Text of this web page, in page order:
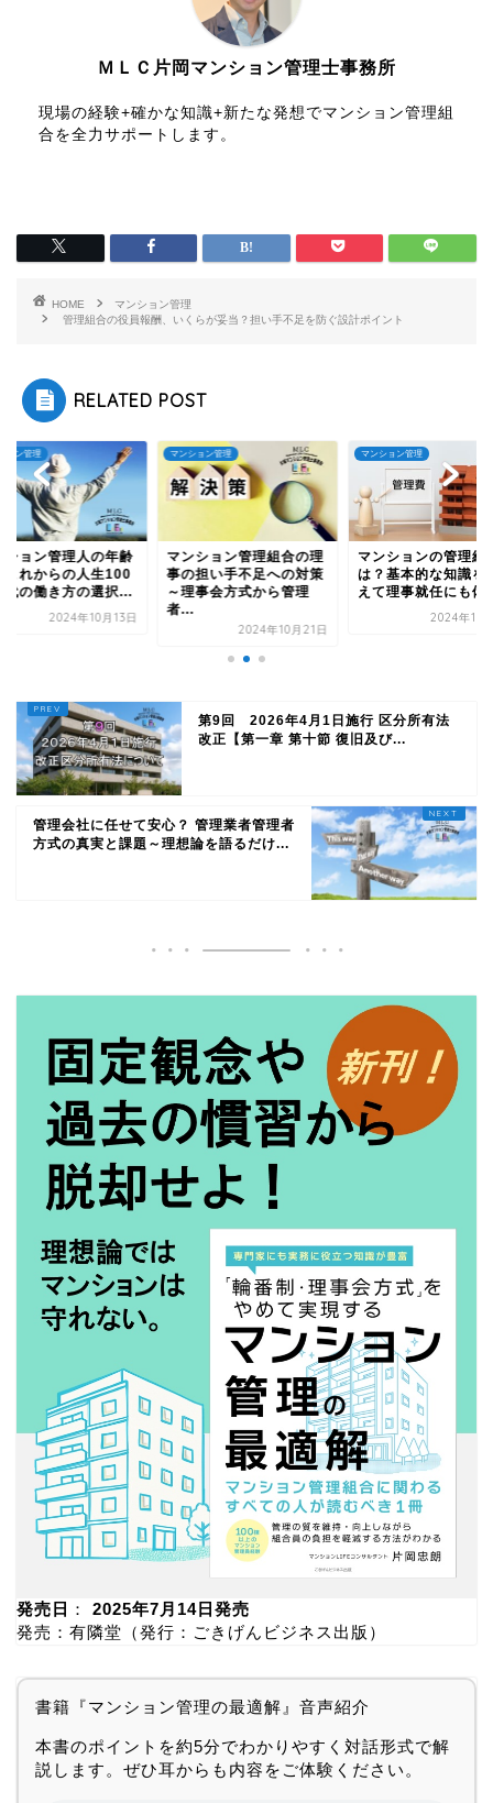
ＭＬＣ片岡マンション管理士事務所
現場の経験+確かな知識+新たな発想でマンション管理組
合を全力サポートします。
HOME
マンション管理
管理組合の役員報酬、いくらが妥当？担い手不足を防ぐ設計ポイント
RELATED POST
ョン管理
ション管理組合の理
担い手不足への対策
事会方式から管理
マンション管理
マンションの管理組合と
は？基本的な知識をおさ
えて理事就任にも備える
マンション管理
マンション管理人の
は？これからの人生
年時代の働き方の選
2024年10
第9回 2026年4月1日施行 区分所有法
改正【第一章 第十節 復旧及び...
管理会社に任せて安心？ 管理業者管理者
方式の真実と課題～理想論を語るだけ...
発売日 ： 2025年7月14日発売
発売：有隣堂（発行：ごきげんビジネス出版）
書籍『マンション管理の最適解』音声紹介
本書のポイントを約5分でわかりやすく対話形式で解
説します。ぜひ耳からも内容をご体験ください。